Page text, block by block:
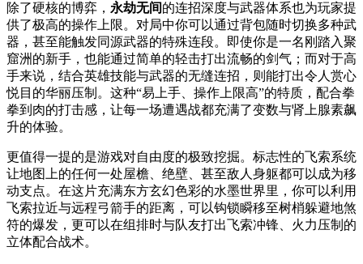
除了硬核的博弈， 永劫无间的连招深度与武器体系也为玩家提
供了极高的操作上限。对局中你可以通过背包随时切换多种武
器，甚至能触发同源武器的特殊连段。即使你是一名刚踏入聚
窟洲的新手，也能通过简单的轻击打出流畅的剑气；而对于高
手来说，结合英雄技能与武器的无缝连招，则能打出令人赏心
悦目的华丽压制。这种“易上手、操作上限高”的特质，配合拳
拳到肉的打击感，让每一场遭遇战都充满了变数与肾上腺素飙
升的体验。
更值得一提的是游戏对自由度的极致挖掘。标志性的飞索系统
让地图上的任何一处屋檐、绝壁、甚至敌人身躯都可以成为移
动支点。在这片充满东方玄幻色彩的水墨世界里，你可以利用
飞索拉近与远程弓箭手的距离，可以钩锁瞬移至树梢躲避地煞
符的爆发，更可以在组排时与队友打出飞索冲锋、火力压制的
立体配合战术。